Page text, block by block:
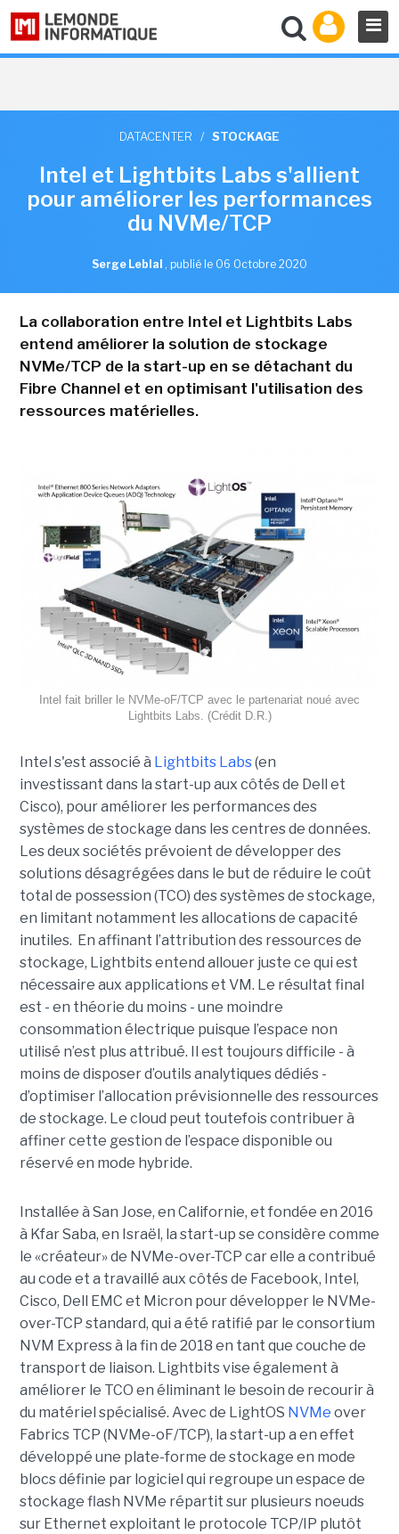
DATACENTER / STOCKAGE
Intel et Lightbits Labs s'allient
pour améliorer les performances
du NVMe/TCP
Serge Leblal , publié le 06 Octobre 2020
La collaboration entre Intel et Lightbits Labs
entend améliorer la solution de stockage
NVMe/TCP de la start-up en se détachant du
Fibre Channel et en optimisant l'utilisation des
ressources matérielles.
Intel fait briller le NVMe-oF/TCP avec le partenariat noué avec
Lightbits Labs. (Crédit D.R.)
Intel s'est associé à Lightbits Labs(en
investissant dans la start-up aux côtés de Dell et
Cisco), pour améliorer les performances des
systèmes de stockage dans les centres de données.
Les deux sociétés prévoient de développer des
solutions désagrégées dans le but de réduire le coût
total de possession (TCO) des systèmes de stockage,
en limitant notamment les allocations de capacité
inutiles. En affinant l’attribution des ressources de
stockage, Lightbits entend allouer juste ce qui est
nécessaire aux applications et VM. Le résultat final
est - en théorie du moins - une moindre
consommation électrique puisque l’espace non
utilisé n’est plus attribué. Il est toujours difficile - à
moins de disposer d’outils analytiques dédiés -
d’optimiser l’allocation prévisionnelle des ressources
de stockage. Le cloud peut toutefois contribuer à
affiner cette gestion de l’espace disponible ou
réservé en mode hybride.
Installée à San Jose, en Californie, et fondée en 2016
à Kfar Saba, en Israël, la start-up se considère comme
le «créateur» de NVMe-over-TCP car elle a contribué
au code et a travaillé aux côtés de Facebook, Intel,
Cisco, Dell EMC et Micron pour développer le NVMe-
over-TCP standard, qui a été ratifié par le consortium
NVM Express à la fin de 2018 en tant que couche de
transport de liaison. Lightbits vise également à
améliorer le TCO en éliminant le besoin de recourir à
du matériel spécialisé. Avec de LightOS NVMe over
Fabrics TCP (NVMe-oF/TCP), la start-up a en effet
développé une plate-forme de stockage en mode
blocs définie par logiciel qui regroupe un espace de
stockage flash NVMe répartit sur plusieurs noeuds
sur Ethernet exploitant le protocole TCP/IP plutôt